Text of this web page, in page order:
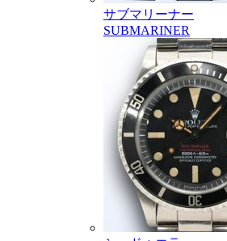
サブマリーナー
SUBMARINER